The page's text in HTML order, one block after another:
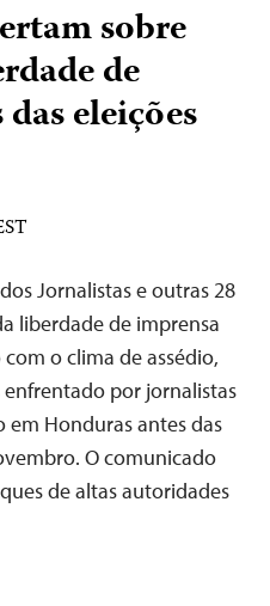
sobre
de
eleições
Jornalistas e outras 28
liberdade de imprensa
o clima de assédio,
por jornalistas
em Honduras antes das
O comunicado
de altas autoridades